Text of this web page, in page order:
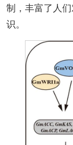
制，丰富了人
识。